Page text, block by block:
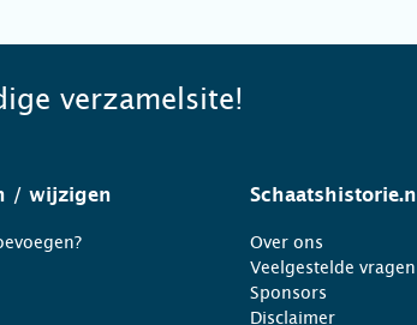
verzamelsite!
/ wijzigen Schaatshistorie.nl
Over ons
Veelgestelde vragen
Sponsors
Disclaimer